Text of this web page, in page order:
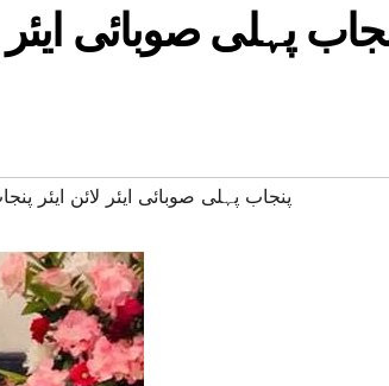
پہلی صوبائی
#پنجاب پہلی صوبائی ایئر لائن ایئر